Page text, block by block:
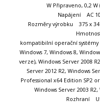
W Připraveno, 0,2 W
Napájení AC
Rozměry výrobku 375 x
kompatibilní operační
Windows 7, Windows 8,
verze), Windows Server 2008
Server 2012 R2, Windows
Professional x64 Edition SP2
Windows Server 2003
Rozhraní